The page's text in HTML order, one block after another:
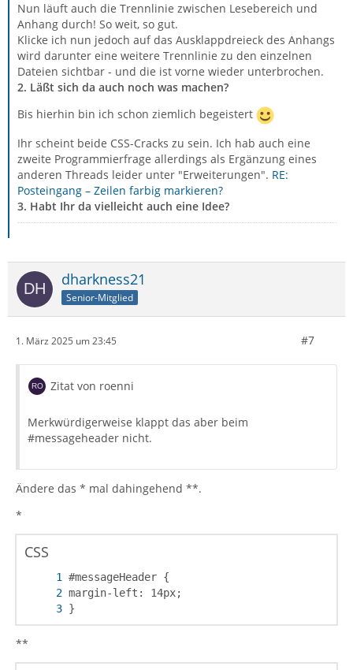
Nun läuft auch die Trennlinie zwischen Lesebereich und
Anhang durch! So weit, so gut.
Klicke ich nun jedoch auf das Ausklappdreieck des Anhangs
wird darunter eine weitere Trennlinie zu den einzelnen
Dateien sichtbar - und die ist vorne wieder unterbrochen.
2. Läßt sich da auch noch was machen?
Bis hierhin bin ich schon ziemlich begeistert
Ihr scheint beide CSS-Cracks zu sein. Ich hab auch eine
zweite Programmierfrage allerdings als Ergänzung eines
anderen Threads leider unter "Erweiterungen". RE:
Posteingang – Zeilen farbig markieren?
3. Habt Ihr da vielleicht auch eine Idee?
dharkness21
Senior-Mitglied
1. März 2025 um 23:45 #7
Zitat von roenni
Merkwürdigerweise klappt das aber beim
#messageheader nicht.
Ändere das * mal dahingehend **.
*
CSS
}
**